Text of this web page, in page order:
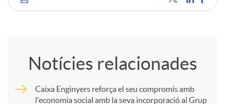
C
Notícies relacionades
Caixa Enginyers reforça el seu compromís amb
l'economia social amb la seva incorporació al Grup